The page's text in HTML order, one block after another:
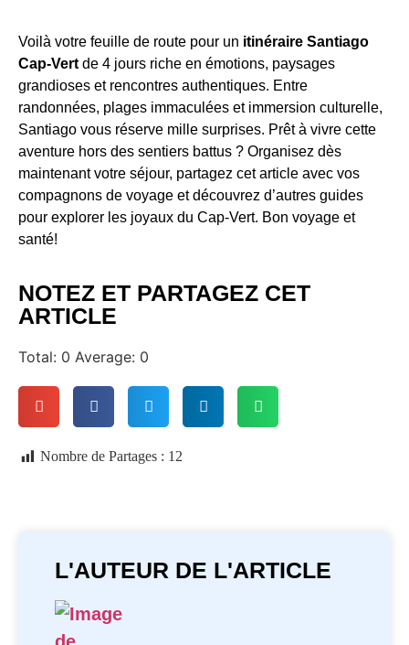
Voilà votre feuille de route pour un itinéraire Santiago
Cap-Vert de 4 jours riche en émotions, paysages
grandioses et rencontres authentiques. Entre
randonnées, plages immaculées et immersion culturelle,
Santiago vous réserve mille surprises. Prêt à vivre cette
aventure hors des sentiers battus ? Organisez dès
maintenant votre séjour, partagez cet article avec vos
compagnons de voyage et découvrez d’autres guides
pour explorer les joyaux du Cap-Vert. Bon voyage et
santé!
NOTEZ ET PARTAGEZ CET
ARTICLE
Total: 0 Average: 0
Nombre de Partages : 12
L'AUTEUR DE L'ARTICLE